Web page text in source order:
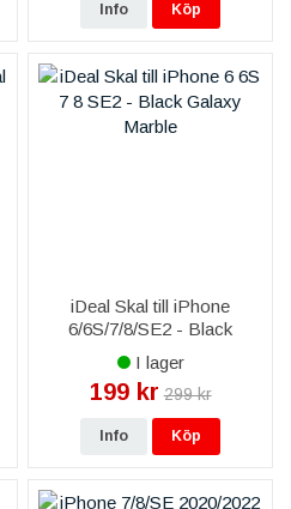
Info Köp
iDeal Skal till iPhone
6/6S/7/8/SE2 - Black
Galaxy Marble
I lager
199 kr 299 kr
Info Köp